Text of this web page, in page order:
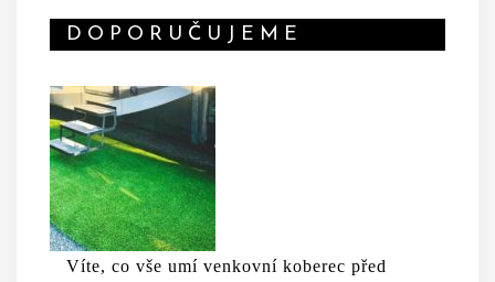
DOPORUČUJEME
Víte, co vše umí venkovní koberec před